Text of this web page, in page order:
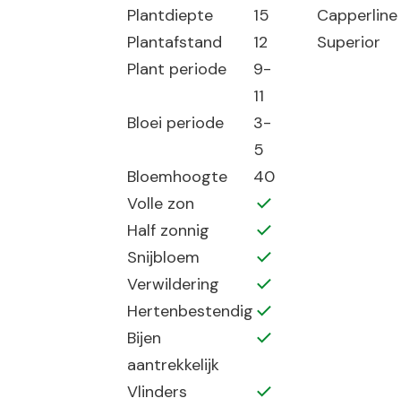
Plantdiepte
15
Plantafstand
12
Plant periode
9-
11
Bloei periode
3-
5
Bloemhoogte
40
Volle zon
Half zonnig
Snijbloem
Verwildering
Hertenbestendig
Bijen
aantrekkelijk
Vlinders
Capperline
Superior